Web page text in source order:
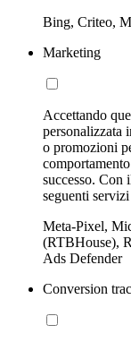
Bing, Criteo,
Marketing
Accettando
personalizzata
o promozioni
successo. Con
seguenti
Meta-Pixel,
(RTBHouse),
Ads Defender
Conversion